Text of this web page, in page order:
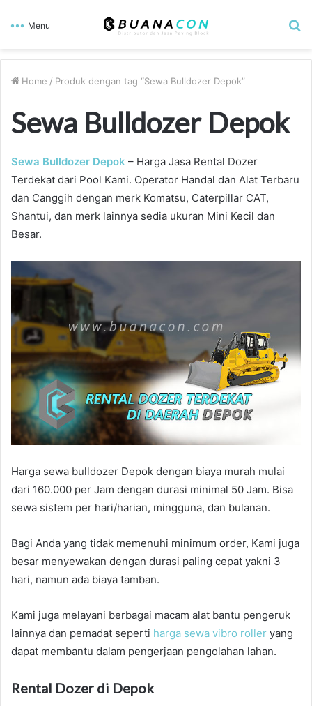
Menu
Home / Produk dengan tag “Sewa Bulldozer Depok”
Sewa Bulldozer Depok
Sewa Bulldozer Depok – Harga Jasa Rental Dozer
Terdekat dari Pool Kami. Operator Handal dan Alat Terbaru
dan Canggih dengan merk Komatsu, Caterpillar CAT,
Shantui, dan merk lainnya sedia ukuran Mini Kecil dan
Besar.
Harga sewa bulldozer Depok dengan biaya murah mulai
dari 160.000 per Jam dengan durasi minimal 50 Jam. Bisa
sewa sistem per hari/harian, mingguna, dan bulanan.
Bagi Anda yang tidak memenuhi minimum order, Kami juga
besar menyewakan dengan durasi paling cepat yakni 3
hari, namun ada biaya tamban.
Kami juga melayani berbagai macam alat bantu pengeruk
lainnya dan pemadat seperti harga sewa vibro roller yang
dapat membantu dalam pengerjaan pengolahan lahan.
Rental Dozer di Depok